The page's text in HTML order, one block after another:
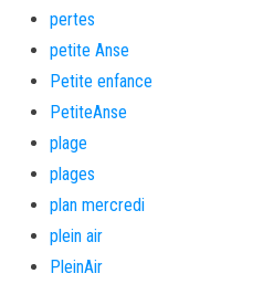
pertes
petite Anse
Petite enfance
PetiteAnse
plage
plages
plan mercredi
plein air
PleinAir